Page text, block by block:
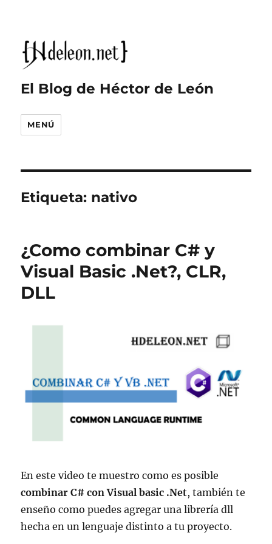
El Blog de Héctor de León
MENÚ
Etiqueta: nativo
¿Como combinar C# y
Visual Basic .Net?, CLR,
DLL
En este video te muestro como es posible
combinar C# con Visual basic .Net, también te
enseño como puedes agregar una librería dll
hecha en un lenguaje distinto a tu proyecto.